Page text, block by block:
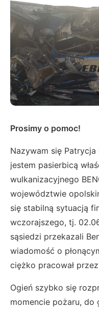
Prosimy o pomoc!
Nazywam się
jestem pasierbicą
wulkanizacyjnego
województwie
się stabilną sytuacją
wczorajszego, tj.
sąsiedzi przekazali
wiadomość o
ciężko pracował
Ogień szybko się
momencie pożaru, do